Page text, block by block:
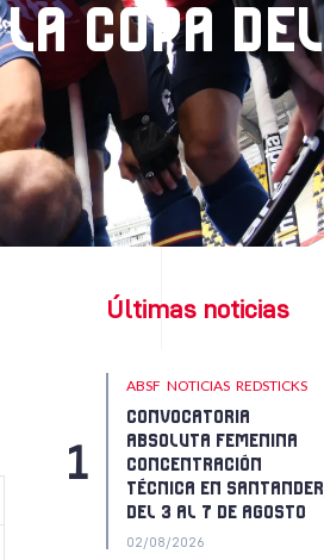
COPA DEL
Últimas noticias
ABSF NOTICIAS REDSTICKS
CONVOCATORIA
ABSOLUTA FEMENINA
CONCENTRACIÓN
TÉCNICA EN SANTANDER,
DEL 3 AL 7 DE AGOSTO
02/08/2026